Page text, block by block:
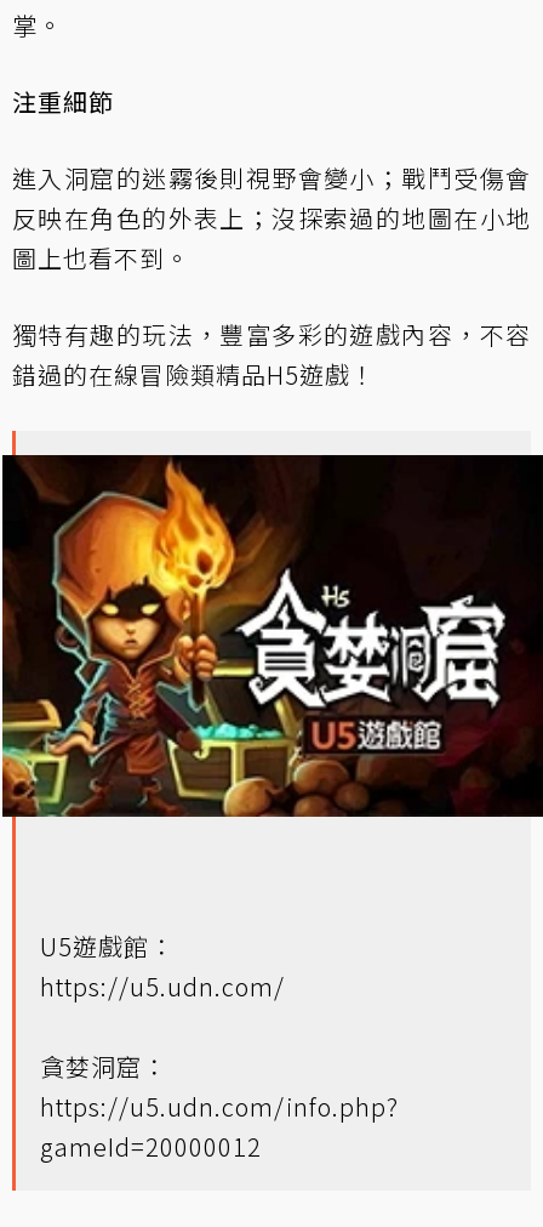
掌。
注重細節
進入洞窟的迷霧後則視野會變小；戰鬥受傷會
反映在角色的外表上；沒探索過的地圖在小地
圖上也看不到。
獨特有趣的玩法，豐富多彩的遊戲內容，不容
錯過的在線冒險類精品H5遊戲！
U5遊戲館：
https://u5.udn.com/
貪婪洞窟：
https://u5.udn.com/info.php?
gameId=20000012